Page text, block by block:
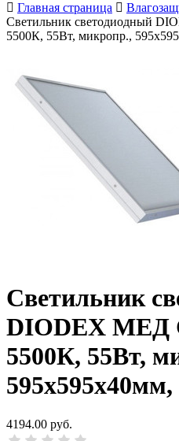
Главная страница
Светильник светодиодный
5500К, 55Вт, микропр.,
Светильник
DIODEX
5500К, 55Вт,
595x595x40мм,
4194.00 руб.